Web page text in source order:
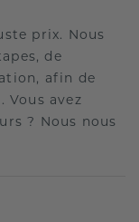
prix. Nous
de
afin de
Vous avez
? Nous nous